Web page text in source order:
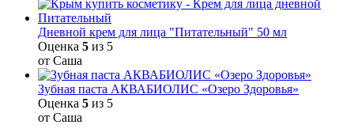
Дневной крем для лица "Питательный" 50 мл
Оценка 5 из 5
от Саша
Зубная паста АКВАБИОЛИС «Озеро Здоровья»
Оценка 5 из 5
от Саша